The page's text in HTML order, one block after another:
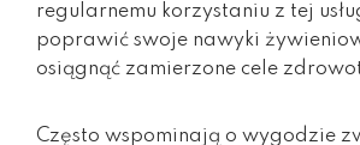
regularnemu korzystaniu z tej
poprawić swoje nawyki
osiągnąć zamierzone cele
Często wspominają o wygodzie